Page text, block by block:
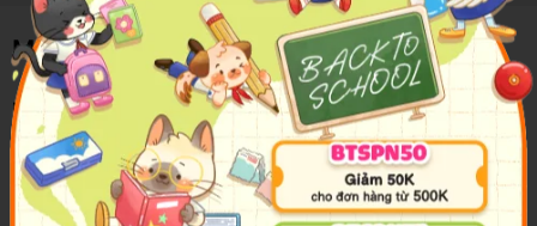
Mô tả sản phẩm
PLUS PS-10E Bấm Kim
Bấm kim lưu trữ chứng từ và tài liệu văn phòng Khả năng: bấm được
15 tờ/1 lần Nhiều màu săc lựa chọnBấm Kim Plus Stapler PS-10E
được thiết kế nhỏ gọn.